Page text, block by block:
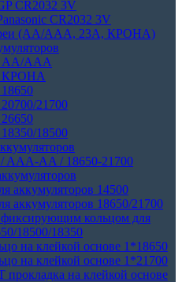
CR2032 3V
CR2032 3V
(АА/ААА, 23A, КРОНА)
АА/ААА
КРОНА
21700
18500
AA / 18650-21700
аккумуляторов 14500
аккумуляторов 18650/21700
кольцом для
18500/18350
на клейкой основе 1*18650
на клейкой основе 1*21700
на клейкой основе